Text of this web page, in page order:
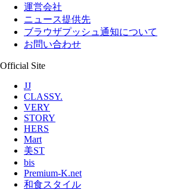
運営会社
ニュース提供先
ブラウザプッシュ通知について
お問い合わせ
Official Site
JJ
CLASSY.
VERY
STORY
HERS
Mart
美ST
bis
Premium-K.net
和食スタイル